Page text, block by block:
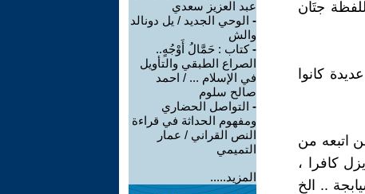
جتَان
كانوا
اتبعه من
كافرا ،
.. الخ
عبد العزيز سعدي
- الوحي الجديد / يل دونالد
والش
-كتاب : حَمَّالُ أَوْجُهٍ..
الصراع الطبقي والتأويل
في الإسلام ... / احمد
صالح سلوم
- التواصل الحضاري
ومفهوم الحداثة في قراءة
النص القراني / عمار
التميمي
المزيد.....